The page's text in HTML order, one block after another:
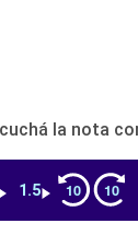
la nota
1.5 10 10